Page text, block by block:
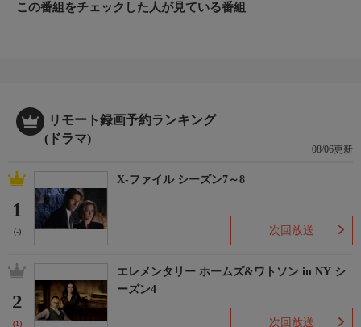
この番組をチェックした人が見ている番組
リモート録画予約ランキング
(ドラマ)
08/06更新
1
(-)
X-ファイル シーズン7～8
次回放送
2
(1)
エレメンタリー ホームズ&ワトソン in NY シ
ーズン4
次回放送